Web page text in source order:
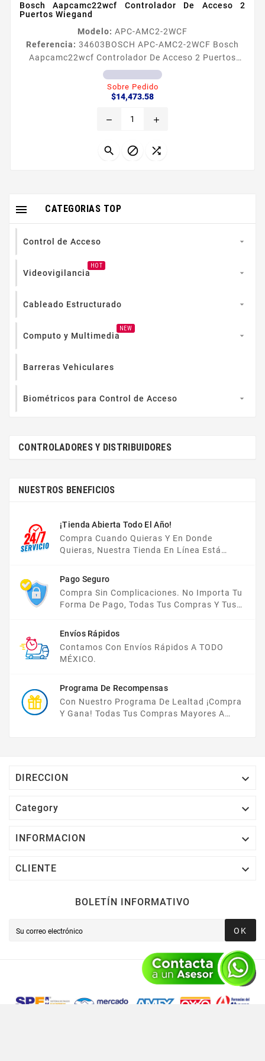
Bosch Aapcamc22wcf Controlador De Acceso 2
Puertos Wiegand
Modelo: APC-AMC2-2WCF
Referencia: 34603BOSCH APC-AMC2-2WCF Bosch
Aapcamc22wcf Controlador De Acceso 2 Puertos
Wiegand APCAMC22WCF Panel de control de acceso
2 puertas Descripción inicial El Controlador Modular
de Acceso AMC es compatible con Access
Access Management System AMS El dispositivo es
Wiegand Está disenado para procesar...
Sobre Pedido
$14,473.58Precio
remove add
  
CATEGORIAS TOP

Control de Acceso 
Videovigilancia
HOT

Cableado Estructurado 
Computo y Multimedia
NEW

Barreras Vehiculares
Biométricos para Control de Acceso 
CONTROLADORES Y DISTRIBUIDORES
NUESTROS BENEFICIOS
¡Tienda Abierta Todo El Año!
Compra Cuando Quieras Y En Donde
Quieras, Nuestra Tienda En Línea Está
La Semana.
Pago Seguro
Compra Sin Complicaciones. No Importa Tu
Forma De Pago, Todas Tus Compras Y Tus
Envíos Rápidos
Contamos Con Envíos Rápidos A TODO
MÉXICO.
Programa De Recompensas
Con Nuestro Programa De Lealtad ¡compra
Y Gana! Todas Tus Compras Mayores A
DIRECCION 
Category 
INFORMACION 
CLIENTE 
BOLETÍN INFORMATIVO
OK